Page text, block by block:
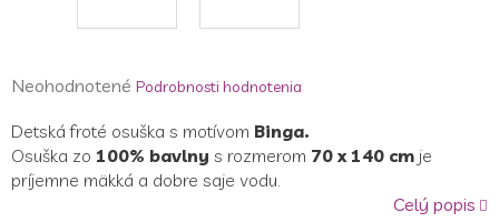
Priemerné
produktu
je
0,0
Neohodnotené Podrobnosti hodnotenia
Detská froté osuška s motívom Binga.
Osuška zo 100% bavlny s rozmerom 70 x 140 cm je
príjemne mäkká a dobre saje vodu.
Celý popis